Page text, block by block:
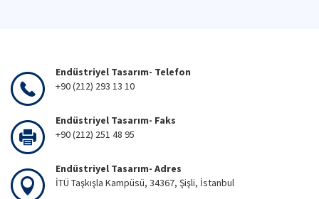
Endüstriyel Tasarım- Telefon
+90 (212) 293 13 10
Endüstriyel Tasarım- Faks
+90 (212) 251 48 95
Endüstriyel Tasarım- Adres
İTÜ Taşkışla Kampüsü, 34367, Şişli, İstanbul